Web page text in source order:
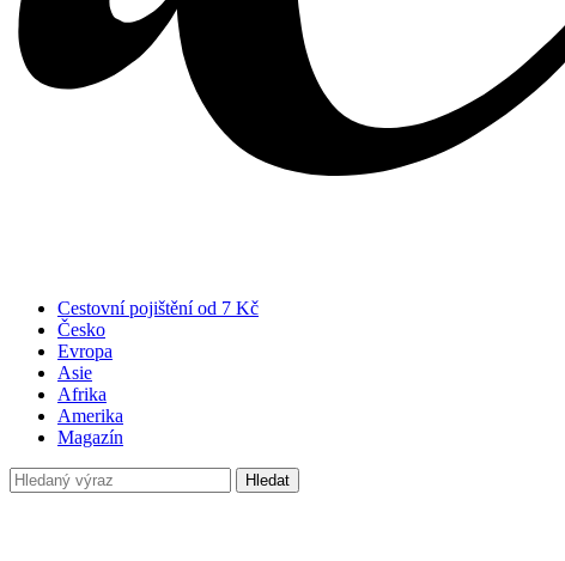
Cestovní pojištění od 7 Kč
Česko
Evropa
Asie
Afrika
Amerika
Magazín
Hledat